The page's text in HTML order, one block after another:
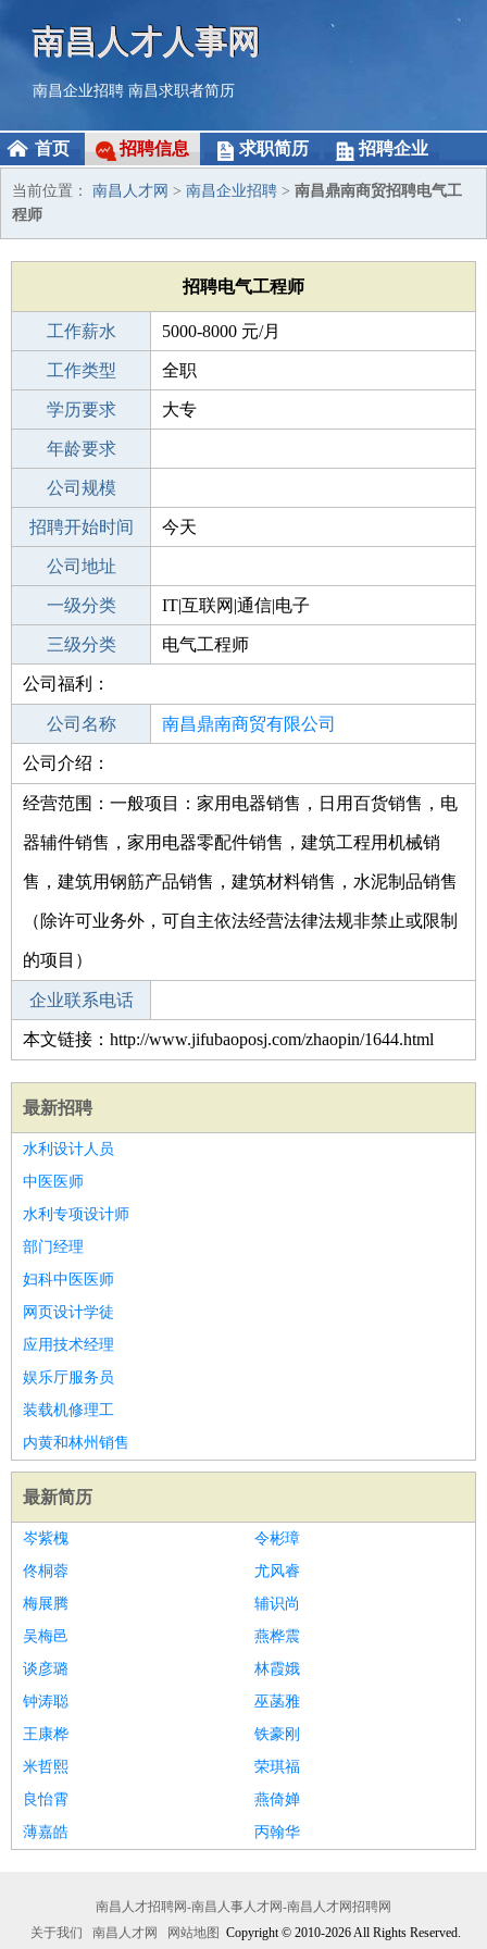
南昌人才人事网
南昌企业招聘 南昌求职者简历
首页 招聘信息 求职简历 招聘企业
当前位置： 南昌人才网 > 南昌企业招聘 > 南昌鼎南商贸招聘电气工
程师
招聘电气工程师
工作薪水 5000-8000 元/月
招聘人数
工作类型 全职
性别要求 -
学历要求 大专
工作经验
年龄要求
工作地点
公司规模
公司电话
招聘开始时间 今天
招聘结束时间
公司地址
一级分类 IT|互联网|通信|电子
二级分类 电子/电气
三级分类 电气工程师
其他行业
公司福利：
公司名称 南昌鼎南商贸有限公司
公司类型
公司介绍：
经营范围：一般项目：家用电器销售，日用百货销售，电
器辅件销售，家用电器零配件销售，建筑工程用机械销
售，建筑用钢筋产品销售，建筑材料销售，水泥制品销售
（除许可业务外，可自主依法经营法律法规非禁止或限制
的项目）
企业联系电话
本文链接：http://www.jifubaoposj.com/zhaopin/1644.html
最新招聘
水利设计人员
中医医师
水利专项设计师
部门经理
妇科中医医师
网页设计学徒
应用技术经理
娱乐厅服务员
装载机修理工
内黄和林州销售
最新简历
岑紫槐
令彬璋
佟桐蓉
尤风睿
梅展腾
辅识尚
吴梅邑
燕桦震
谈彦璐
林霞娥
钟涛聪
巫菡雅
王康桦
铁豪刚
米哲熙
荣琪福
良怡霄
燕倚婵
薄嘉皓
丙翰华
南昌人才招聘网-南昌人事人才网-南昌人才网招聘网
关于我们
南昌人才网 网站地图 Copyright © 2010-2026 All Rights Reserved.